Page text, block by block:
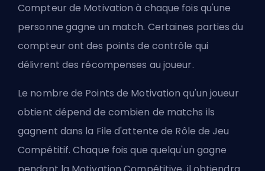
Compteur de Motivation à chaque fois qu'une
personne gagne un match. Certaines parties du
compteur ont des points de contrôle qui
délivrent des récompenses au joueur.
Le nombre de Points de Motivation qu'un joueur
obtient dépend de combien de matchs ils
gagnent dans la File d'attente de Rôle de Jeu
Compétitif. Chaque fois que quelqu'un gagne